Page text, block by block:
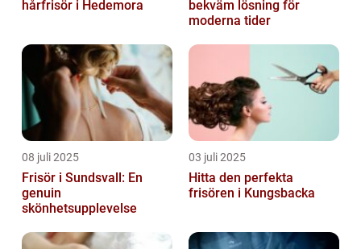
hårfrisör i Hedemora
bekväm lösning för
moderna tider
08 juli 2025
Frisör i Sundsvall: En
genuin
skönhetsupplevelse
03 juli 2025
Hitta den perfekta
frisören i Kungsbacka